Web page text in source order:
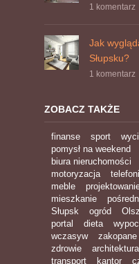
1 komentarz
Jak
Słupsku?
1 komentarz
ZOBACZ TAKŻE
finanse sport
pomysł na weekend
biura nieruchomości
motoryzacja
meble
mieszkanie
Słupsk
ogród
portal
dieta
wczasyw
zakopane
zdrowie
architektura
transport
kantor